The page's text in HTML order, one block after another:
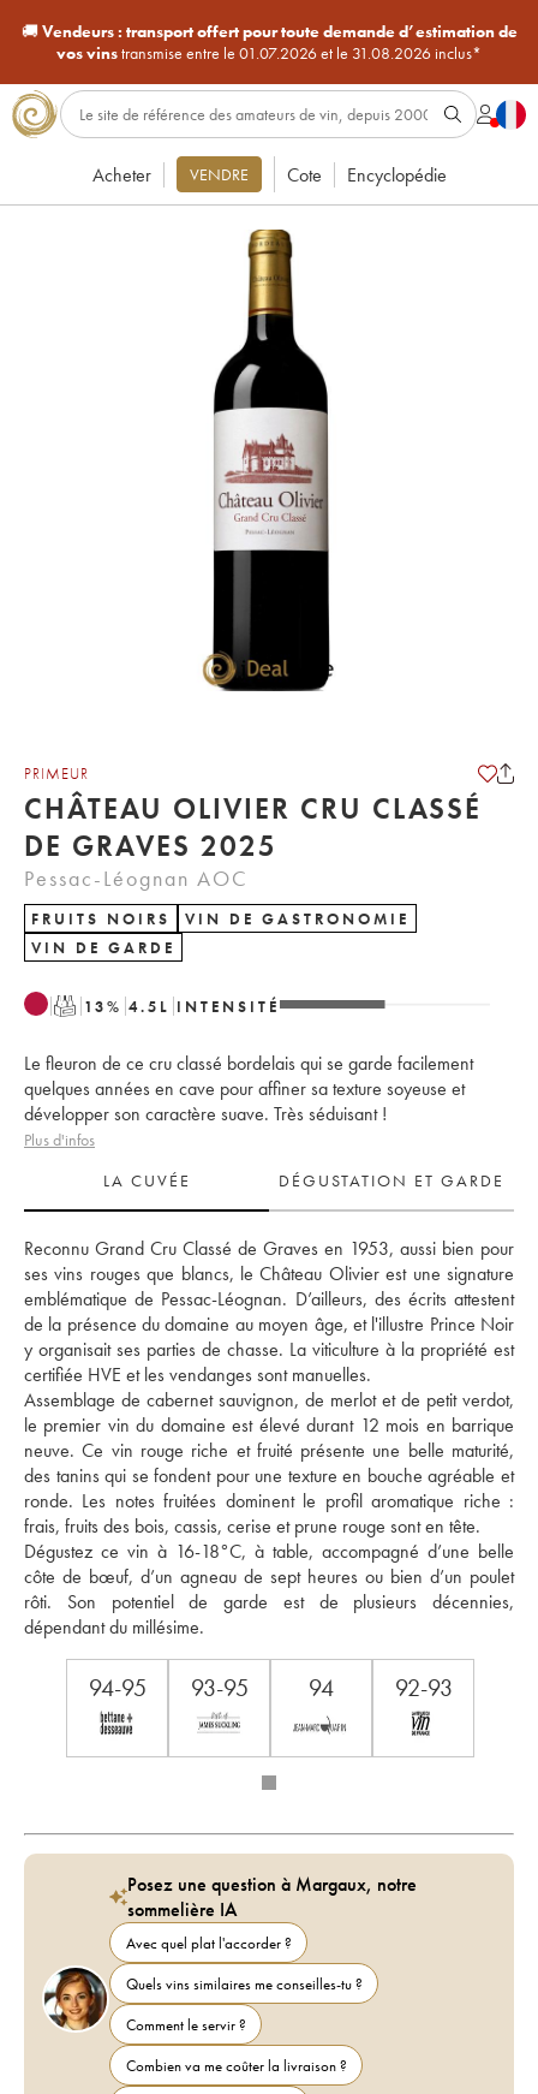
🚚Vendeurs : transport offert pour toute demande d’estimation de
vos vinstransmise entre le 01.07.2026 et le 31.08.2026 inclus*
Acheter VENDRE Cote Encyclopédie
PRIMEUR
CHÂTEAU OLIVIER CRU CLASSÉ
DE GRAVES 2025
Pessac-Léognan AOC
FRUITS NOIRS
VIN DE GASTRONOMIE
VIN DE GARDE
T 13% 4.5 L INTENSITÉ
Le fleuron de ce cru classé bordelais qui se garde facilement
quelques années en cave pour affiner sa texture soyeuse et
développer son caractère suave. Très séduisant !
Plus d'infos
LA CUVÉE
DÉGUSTATION ET GARDE
Reconnu Grand Cru Classé de Graves en 1953, aussi bien pour
ses vins rouges que blancs, le Château Olivier est une signature
emblématique de Pessac-Léognan. D’ailleurs, des écrits attestent
de la présence du domaine au moyen âge, et l'illustre Prince Noir
y organisait ses parties de chasse. La viticulture à la propriété est
certifiée HVE et les vendanges sont manuelles.
Assemblage de cabernet sauvignon, de merlot et de petit verdot,
le premier vin du domaine est élevé durant 12 mois en barrique
neuve. Ce vin rouge riche et fruité présente une belle maturité,
des tanins qui se fondent pour une texture en bouche agréable et
ronde. Les notes fruitées dominent le profil aromatique riche :
frais, fruits des bois, cassis, cerise et prune rouge sont en tête.
Dégustez ce vin à 16-18°C, à table, accompagné d’une belle
côte de bœuf, d’un agneau de sept heures ou bien d’un poulet
rôti. Son potentiel de garde est de plusieurs décennies,
dépendant du millésime.
94-95 93-95 94 92-93
Posez une question à Margaux, notre
sommelière IA
Avec quel plat l'accorder ?
Quels vins similaires me conseilles-tu ?
Comment le servir ?
Combien va me coûter la livraison ?